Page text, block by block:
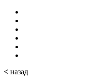
< назад